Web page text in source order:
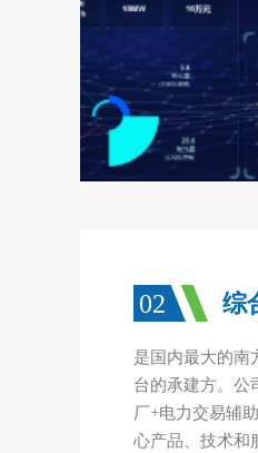
02 综
是国内最大的南
台的承建方。公
厂+电力交易辅
心产品、技术和